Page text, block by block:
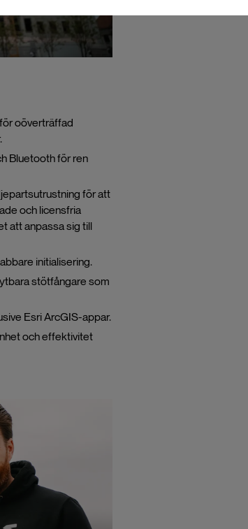
oöverträffad
Bluetooth för ren
för att
och licensfria
att anpassa sig till
initialisering.
stötfångare som
Esri ArcGIS-appar.
och effektivitet